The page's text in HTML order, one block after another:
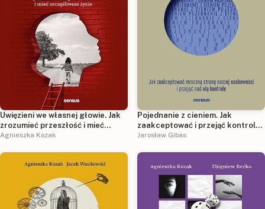
Uwięzieni we własnej głowie. Jak
zrozumieć przeszłość i mieć
szczęśliwsze życie
Agnieszka Kozak
Pojednanie z cieniem. Jak
zaakceptować i przejąć kontrolę
nad mroczną stroną naszej
przed światem i samym sobą
Jarosław Gibas